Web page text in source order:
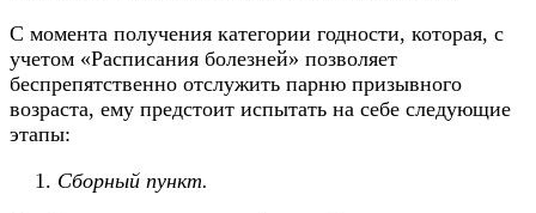
С момента получения категории годности, которая, с
учетом «Расписания болезней» позволяет
беспрепятственно отслужить парню призывного
возраста, ему предстоит испытать на себе следующие
этапы:
Сборный пункт.